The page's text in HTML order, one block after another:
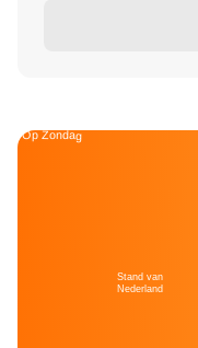
Op Zondag
Stand van
Nederland